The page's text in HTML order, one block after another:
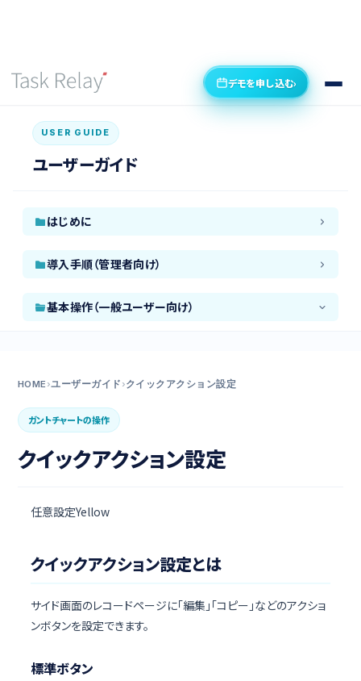
デモを申し込む›
USER GUIDE
ユーザーガイド
はじめに
導入手順（管理者向け）
基本操作（一般ユーザー向け）
画面機能リスト
チケットの登録と編集
担当者にチケットを割り当てる
項目フィルターを設定する
テンプレート設定と使い方
表示項目を設定する
サイド画面について
HOME ›ユーザーガイド ›クイックアクション設定
ガントチャートの操作
クイックアクション設定
任意設定Yellow
クイックアクション設定とは
サイド画面のレコードページに「編集」「コピー」などのアクショ
ンボタンを設定できます。
標準ボタン